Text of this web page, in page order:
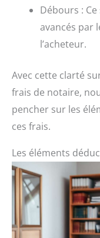
Débours :
avancés par
l’acheteur.
Avec cette clarté
frais de notaire,
pencher sur les
ces frais.
Les éléments